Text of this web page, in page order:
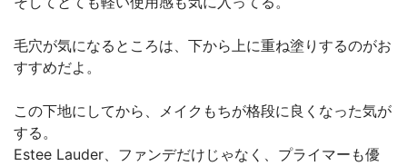
毛穴が気になるところは、下から上に重ね塗りするのがお
すすめだよ。
この下地にしてから、メイクもちが格段に良くなった気が
する。
Estee Lauder、ファンデだけじゃなく、プライマーも優